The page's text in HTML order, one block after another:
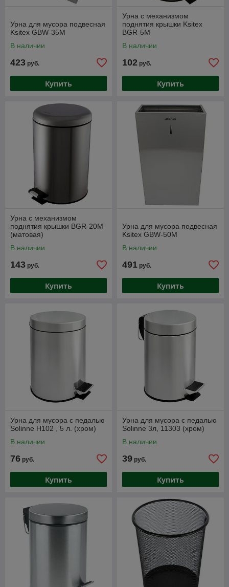
Урна для мусора подвесная
Ksitex GBW-35M
В наличии
423 руб.
Купить
Урна с механизмом
поднятия крышки Ksitex
BGR-5М
В наличии
102 руб.
Купить
Урна с механизмом
поднятия крышки BGR-20M
(матовая)
В наличии
143 руб.
Купить
Урна для мусора подвесная
Ksitex GBW-50M
В наличии
491 руб.
Купить
Урна для мусора с педалью
Solinne Н102 , 5 л. (хром)
В наличии
76 руб.
Купить
Урна для мусора с педалью
Solinne 3л, 11303 (хром)
В наличии
39 руб.
Купить